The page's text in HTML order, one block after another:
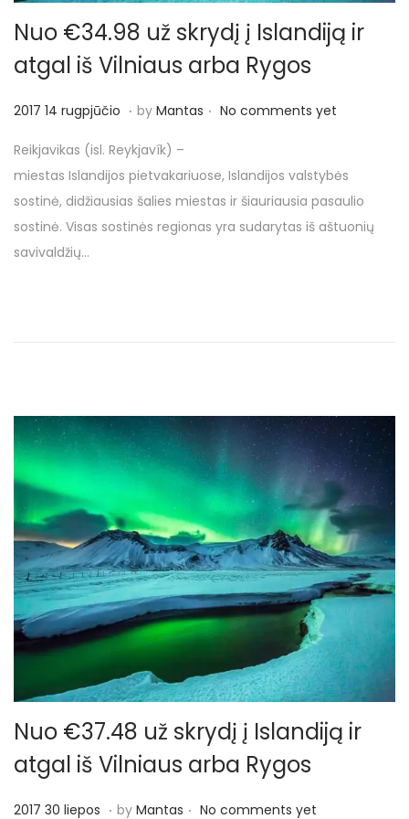
n
Nuo €34.98 už skrydį į Islandiją ir
atgal iš Vilniaus arba Rygos
P
s
t
e
d
o
2017 14 rugpjūčio 2
1
7
2
0
č
i
o
. by Mantas . No comments yet
Reikjavikas (isl. Reykjavík) –
miestas Islandijos pietvakariuose, Islandijos valstybės
sostinė, didžiausias šalies miestas ir šiauriausia pasaulio
sostinė. Visas sostinės regionas yra sudarytas iš aštuonių
savivaldžių…
Nuo €37.48 už skrydį į Islandiją ir
atgal iš Vilniaus arba Rygos
P
2017 30 liepos 2. by Mantas . No comments yet